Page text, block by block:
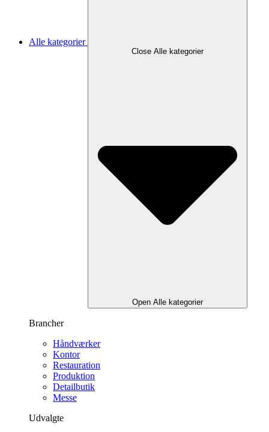
Alle kategorier
Close Alle kategorier
Open Alle kategorier
Brancher
Håndværker
Kontor
Restauration
Produktion
Detailbutik
Messe
Udvalgte